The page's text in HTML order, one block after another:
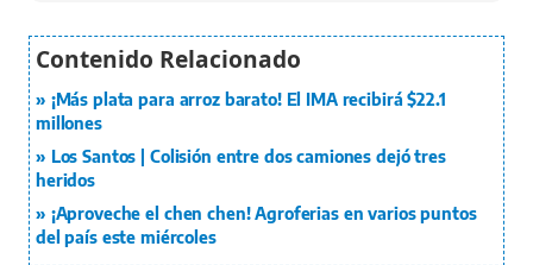
¡Más plata para arroz barato! El IMA recibirá $22.1
millones
Los Santos | Colisión entre dos camiones dejó tres
heridos
¡Aproveche el chen chen! Agroferias en varios puntos
del país este miércoles